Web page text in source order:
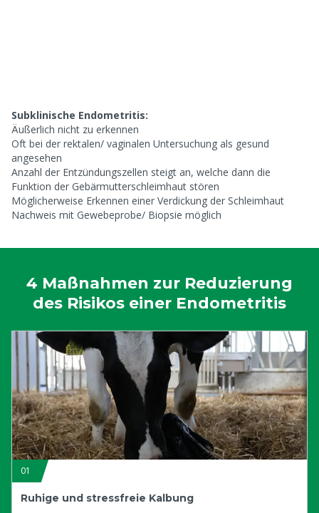
Subklinische Endometritis:
Äußerlich nicht zu erkennen
Oft bei der rektalen/ vaginalen Untersuchung als gesund
angesehen
Anzahl der Entzündungszellen steigt an, welche dann die
Funktion der Gebärmutterschleimhaut stören
Möglicherweise Erkennen einer Verdickung der Schleimhaut
Nachweis mit Gewebeprobe/ Biopsie möglich
4 Maßnahmen zur Reduzierung
des Risikos einer Endometritis
01
Ruhige und stressfreie Kalbung